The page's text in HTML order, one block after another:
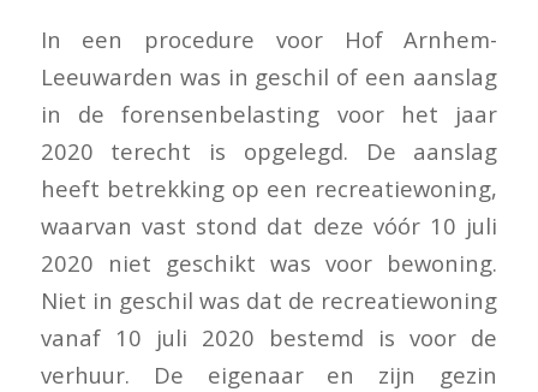
In een procedure voor Hof Arnhem-
Leeuwarden was in geschil of een aanslag
in de forensenbelasting voor het jaar
2020 terecht is opgelegd. De aanslag
heeft betrekking op een recreatiewoning,
waarvan vast stond dat deze vóór 10 juli
2020 niet geschikt was voor bewoning.
Niet in geschil was dat de recreatiewoning
vanaf 10 juli 2020 bestemd is voor de
verhuur. De eigenaar en zijn gezin